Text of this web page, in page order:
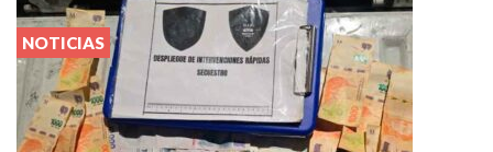
NOTICIAS